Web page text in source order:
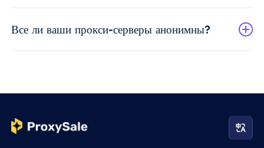
Все ли ваши прокси-серверы анонимны?